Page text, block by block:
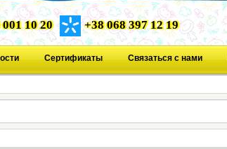
10 20 +38 068 397 12 19
Сертификаты Связаться с нами